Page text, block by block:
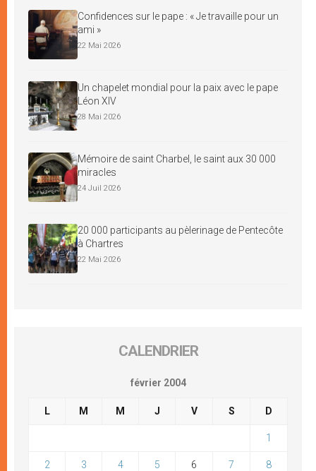
Confidences sur le pape : « Je travaille pour un
ami »
22 Mai 2026
Un chapelet mondial pour la paix avec le pape
Léon XIV
28 Mai 2026
Mémoire de saint Charbel, le saint aux 30 000
miracles
24 Juil 2026
20 000 participants au pèlerinage de Pentecôte
à Chartres
22 Mai 2026
CALENDRIER
février 2004
L M M J V S D
1
2 3 4 5 6 7 8